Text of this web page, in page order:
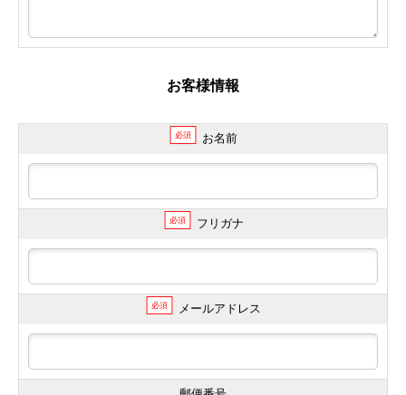
お客様情報
必須 お名前
必須 フリガナ
必須 メールアドレス